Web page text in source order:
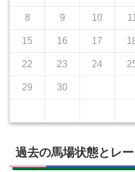
8 9 10 11
15 16 17
22 23 24
29 30
過去の馬場状態とレ